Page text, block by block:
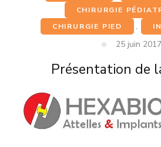
CHIRURGIE
CHIRURGIE PIED
,
25 juin 2017
Présentation de